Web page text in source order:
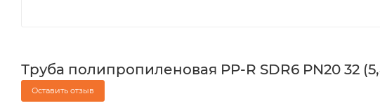
Труба полипропиленовая PP-R SDR6 PN20 32
Оставить отзыв